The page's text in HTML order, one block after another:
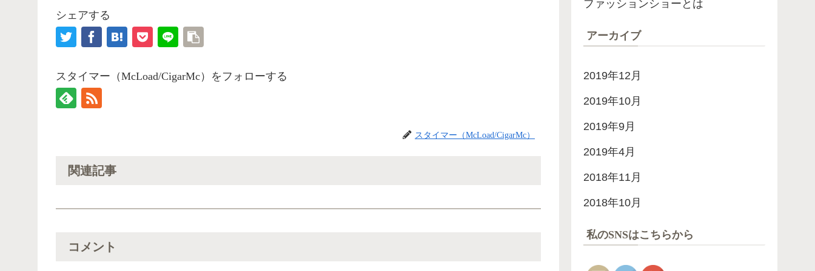
シェアする
スタイマー（McLoad/CigarMc）をフォローする
スタイマー（McLoad/CigarMc）
関連記事
コメント
ファッションショーとは
アーカイブ
2019年12月
2019年10月
2019年9月
2019年4月
2018年11月
2018年10月
私のSNSはこちらから